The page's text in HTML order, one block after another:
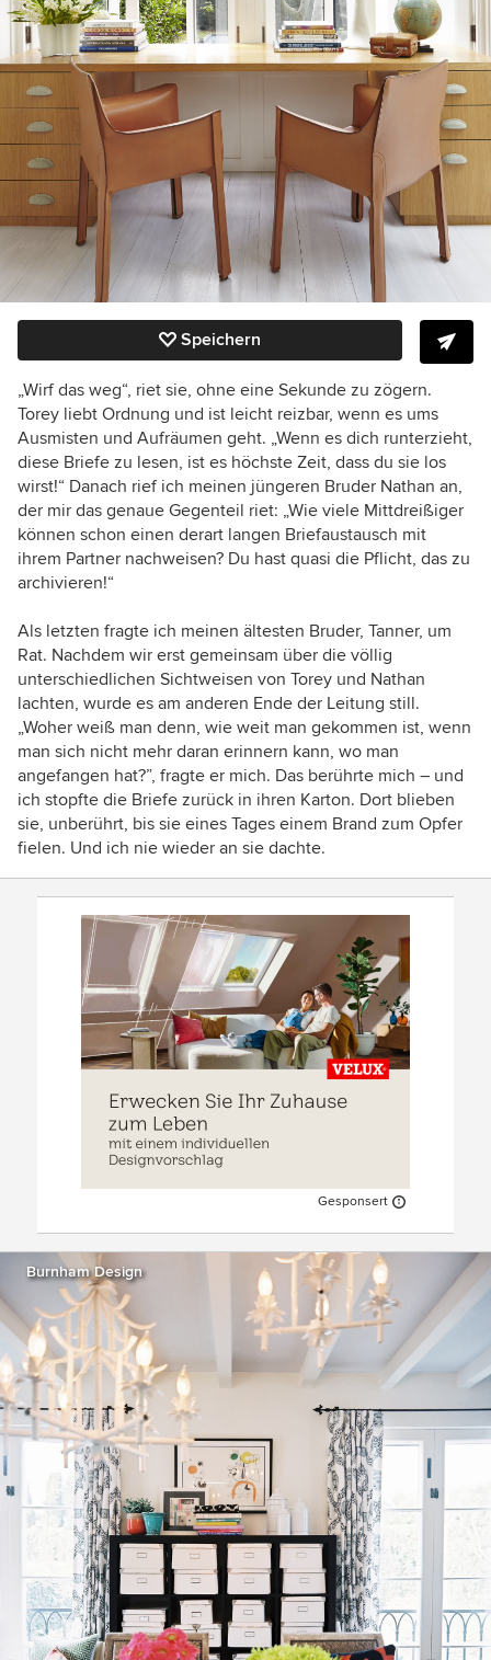
Speichern
„Wirf das weg“, riet sie, ohne eine Sekunde zu zögern.
Torey liebt Ordnung und ist leicht reizbar, wenn es ums
Ausmisten und Aufräumen geht. „Wenn es dich runterzieht,
diese Briefe zu lesen, ist es höchste Zeit, dass du sie los
wirst!“ Danach rief ich meinen jüngeren Bruder Nathan an,
der mir das genaue Gegenteil riet: „Wie viele Mittdreißiger
können schon einen derart langen Briefaustausch mit
ihrem Partner nachweisen? Du hast quasi die Pflicht, das zu
archivieren!“
Als letzten fragte ich meinen ältesten Bruder, Tanner, um
Rat. Nachdem wir erst gemeinsam über die völlig
unterschiedlichen Sichtweisen von Torey und Nathan
lachten, wurde es am anderen Ende der Leitung still.
„Woher weiß man denn, wie weit man gekommen ist, wenn
man sich nicht mehr daran erinnern kann, wo man
angefangen hat?”, fragte er mich. Das berührte mich – und
ich stopfte die Briefe zurück in ihren Karton. Dort blieben
sie, unberührt, bis sie eines Tages einem Brand zum Opfer
fielen. Und ich nie wieder an sie dachte.
Gesponsert
Burnham Design